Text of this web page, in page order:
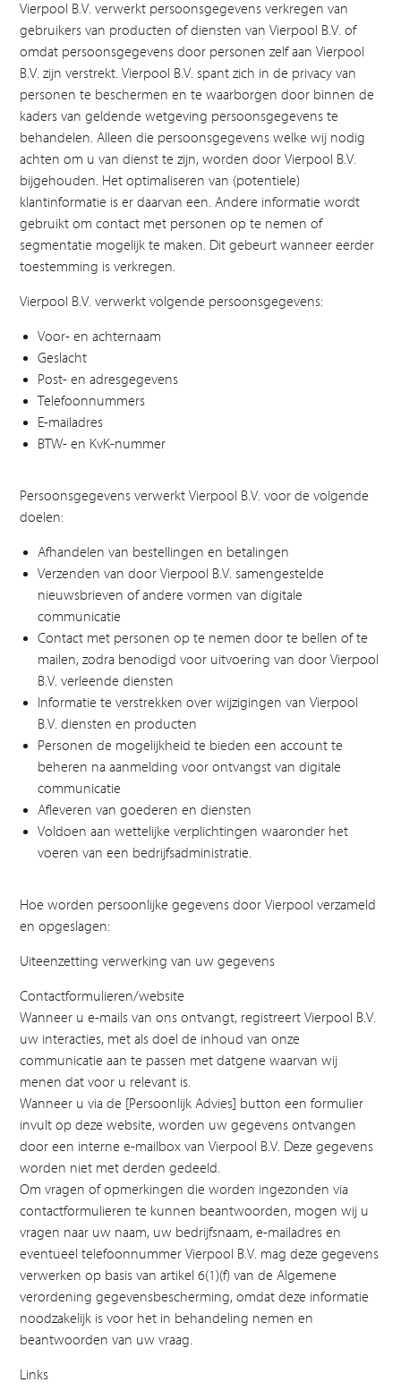
Vierpool B.V. verwerkt persoonsgegevens verkregen van
gebruikers van producten of diensten van Vierpool B.V. of
omdat persoonsgegevens door personen zelf aan Vierpool
B.V. zijn verstrekt. Vierpool B.V. spant zich in de privacy van
personen te beschermen en te waarborgen door binnen de
kaders van geldende wetgeving persoonsgegevens te
behandelen. Alleen die persoonsgegevens welke wij nodig
achten om u van dienst te zijn, worden door Vierpool B.V.
bijgehouden. Het optimaliseren van (potentiele)
klantinformatie is er daarvan een. Andere informatie wordt
gebruikt om contact met personen op te nemen of
segmentatie mogelijk te maken. Dit gebeurt wanneer eerder
toestemming is verkregen.
Vierpool B.V. verwerkt volgende persoonsgegevens:
Voor- en achternaam
Geslacht
Post- en adresgegevens
Telefoonnummers
E-mailadres
BTW- en KvK-nummer
Persoonsgegevens verwerkt Vierpool B.V. voor de volgende
doelen:
Afhandelen van bestellingen en betalingen
Verzenden van door Vierpool B.V. samengestelde
nieuwsbrieven of andere vormen van digitale
communicatie
Contact met personen op te nemen door te bellen of te
mailen, zodra benodigd voor uitvoering van door Vierpool
B.V. verleende diensten
Informatie te verstrekken over wijzigingen van Vierpool
B.V. diensten en producten
Personen de mogelijkheid te bieden een account te
beheren na aanmelding voor ontvangst van digitale
communicatie
Afleveren van goederen en diensten
Voldoen aan wettelijke verplichtingen waaronder het
voeren van een bedrijfsadministratie.
Hoe worden persoonlijke gegevens door Vierpool verzameld
en opgeslagen:
Uiteenzetting verwerking van uw gegevens
Contactformulieren/website
Wanneer u e-mails van ons ontvangt, registreert Vierpool B.V.
uw interacties, met als doel de inhoud van onze
communicatie aan te passen met datgene waarvan wij
menen dat voor u relevant is.
Wanneer u via de [Persoonlijk Advies] button een formulier
invult op deze website, worden uw gegevens ontvangen
door een interne e-mailbox van Vierpool B.V. Deze gegevens
worden niet met derden gedeeld.
Om vragen of opmerkingen die worden ingezonden via
contactformulieren te kunnen beantwoorden, mogen wij u
vragen naar uw naam, uw bedrijfsnaam, e-mailadres en
eventueel telefoonnummer Vierpool B.V. mag deze gegevens
verwerken op basis van artikel 6(1)(f) van de Algemene
verordening gegevensbescherming, omdat deze informatie
noodzakelijk is voor het in behandeling nemen en
beantwoorden van uw vraag.
Links